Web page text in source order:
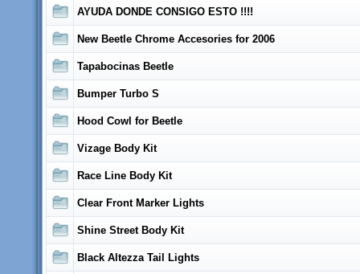
AYUDA DONDE CONSIGO ESTO !!!!
New Beetle Chrome Accesories for 2006
Tapabocinas Beetle
Bumper Turbo S
Hood Cowl for Beetle
Vizage Body Kit
Race Line Body Kit
Clear Front Marker Lights
Shine Street Body Kit
Black Altezza Tail Lights